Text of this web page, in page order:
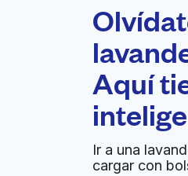
Recojo
puerta
All
1808 W 5th
Aquí
Ir a una
cargar con